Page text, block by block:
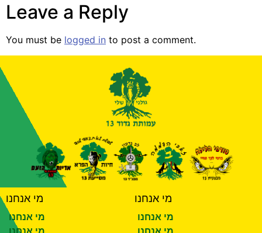
Leave a Reply
You must be logged in to post a comment.
מי אנחנו
מי אנחנו
מי אנחנו
מי אנחנו
מי אנחנו
מי אנחנו